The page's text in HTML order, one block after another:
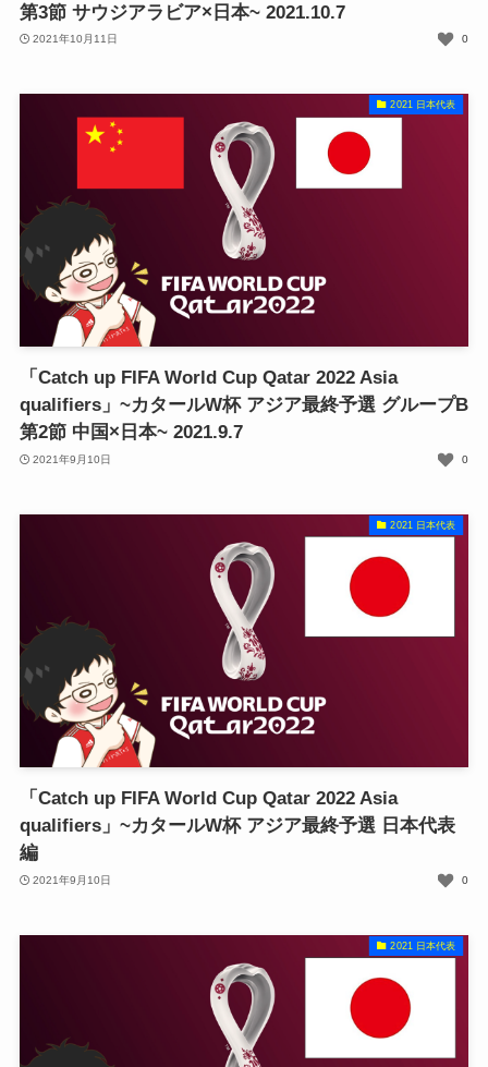
第3節 サウジアラビア×日本~ 2021.10.7
2021年10月11日 0
2021 日本代表
「Catch up FIFA World Cup Qatar 2022 Asia
qualifiers」~カタールW杯 アジア最終予選 グループB
第2節 中国×日本~ 2021.9.7
2021年9月10日 0
2021 日本代表
「Catch up FIFA World Cup Qatar 2022 Asia
qualifiers」~カタールW杯 アジア最終予選 日本代表
編
2021年9月10日 0
2021 日本代表